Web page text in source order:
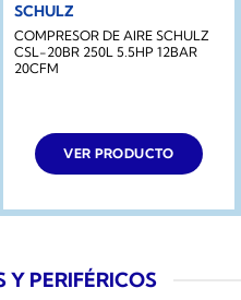
SCHULZ
COMPRESOR DE AIRE SCHULZ
CSL-20BR 250L 5.5HP 12BAR
20CFM
VER PRODUCTO
PERIFÉRICOS